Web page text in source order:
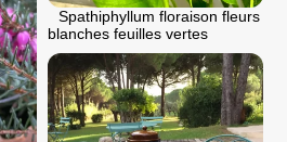
Spathiphyllum floraison fleurs
blanches feuilles vertes